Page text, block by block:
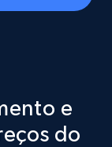
rating,
and
e
do